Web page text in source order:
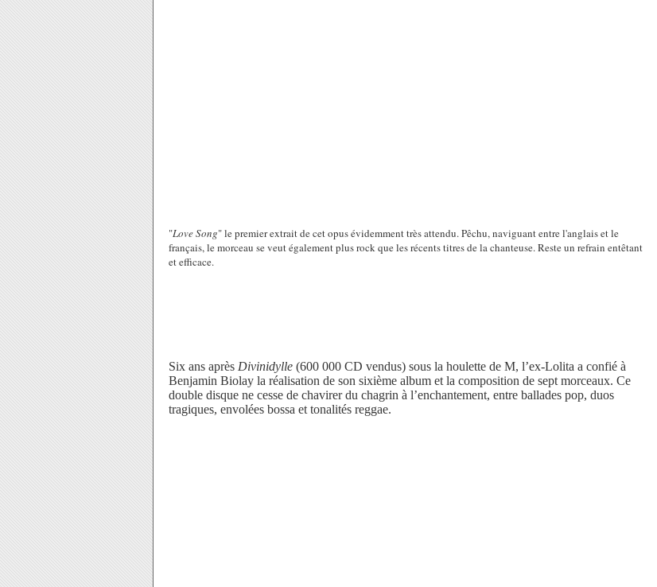
"Love Song" le premier extrait de cet opus évidemment très attendu. Pêchu, naviguant entre l'anglais et le
français, le morceau se veut également plus rock que les récents titres de la chanteuse. Reste un refrain entêtant
et efficace.
Six ans après Divinidylle (600 000 CD vendus) sous la houlette de M, l’ex-Lolita a confié à
Benjamin Biolay la réalisation de son sixième album et la composition de sept morceaux. Ce
double disque ne cesse de chavirer du chagrin à l’enchantement, entre ballades pop, duos
tragiques, envolées bossa et tonalités reggae.